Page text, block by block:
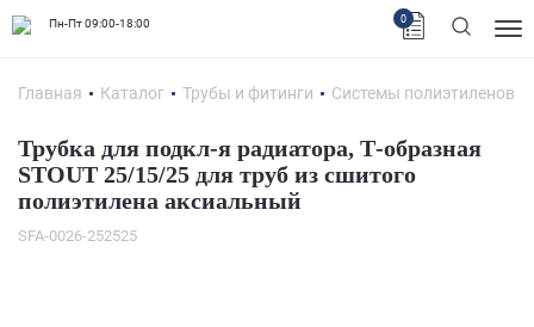
Пн-Пт 09:00-18:00 0
Главная Каталог Трубы и фитинги Системы
Трубка для подкл-я радиатора, Т-образная
STOUT 25/15/25 для труб из сшитого
полиэтилена аксиальный
SFA-0026-252525